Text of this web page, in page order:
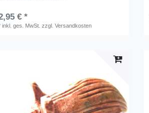
€ *
inkl. ges. MwSt. zzgl.Versandkosten